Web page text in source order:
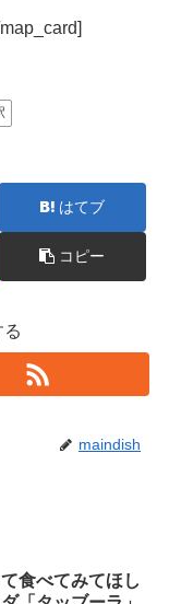
はてブ
コピー
maindish
食べてみてほし